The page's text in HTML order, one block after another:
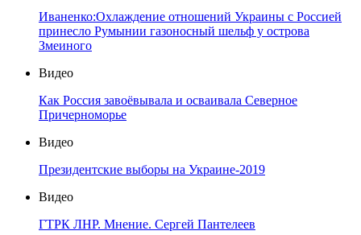
Иваненко:Охлаждение отношений Украины с Россией
принесло Румынии газоносный шельф у острова
Змеиного
Видео
Как Россия завоёвывала и осваивала Северное
Причерноморье
Видео
Президентские выборы на Украине-2019
Видео
ГТРК ЛНР. Мнение. Сергей Пантелеев